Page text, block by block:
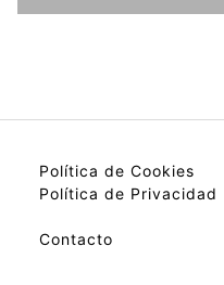
Política de Cookies
Política de Privacidad
Contacto